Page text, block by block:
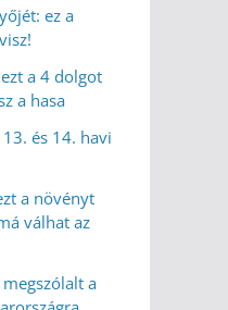
ez a
a 4 dolgot
a hasa
és 14. havi
a növényt
válhat az
a